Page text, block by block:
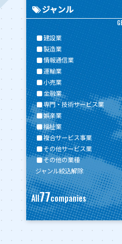
ジャンル
建設業
製造業
情報通信業
運輸業
小売業
金融業
専門・技術サービス業
娯楽業
福祉業
複合サービス事業
その他サービス業
その他の業種
ジャンル絞込解除
All77companies